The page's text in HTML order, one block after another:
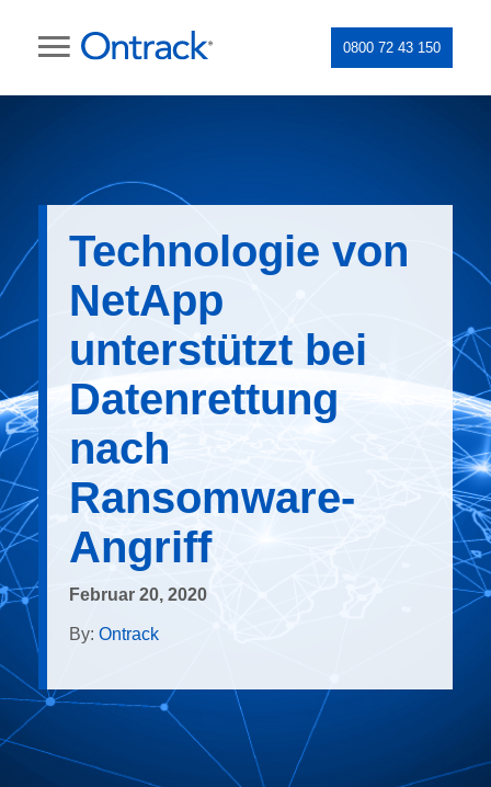
0800 72 43 150
Technologie von
NetApp
unterstützt bei
Datenrettung
nach
Ransomware-
Angriff
Februar 20, 2020
By: Ontrack